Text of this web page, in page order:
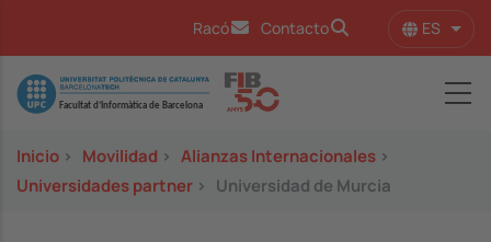
Racó Contacto ES
Image
Inicio > Movilidad > Alianzas Internacionales >
Universidades partner > Universidad de Murcia